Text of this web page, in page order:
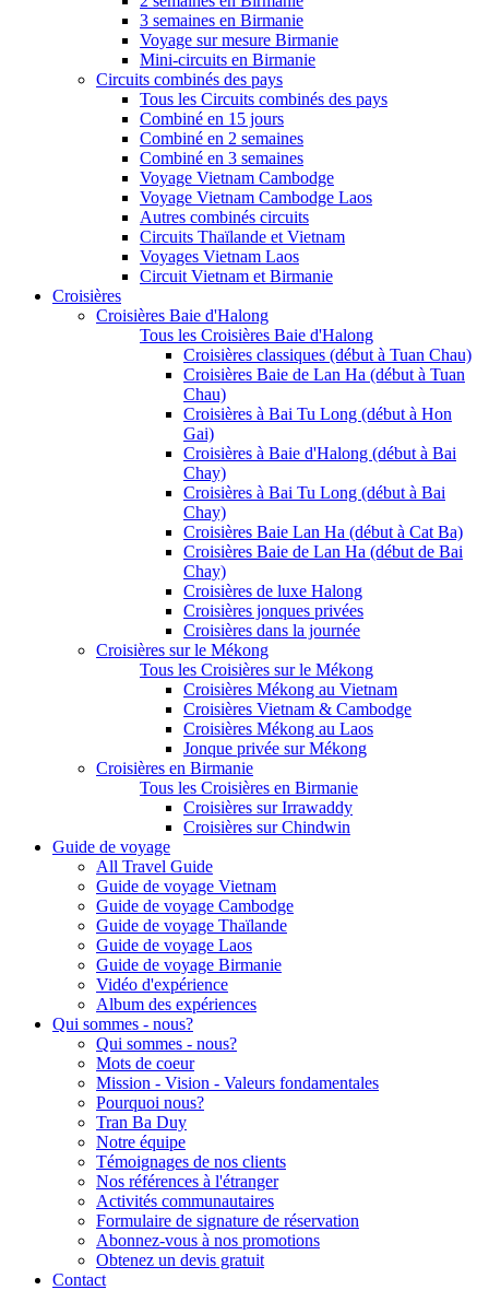
3 semaines en Birmanie
Voyage sur mesure Birmanie
Mini-circuits en Birmanie
Circuits combinés des pays
Tous les Circuits combinés des pays
Combiné en 15 jours
Combiné en 2 semaines
Combiné en 3 semaines
Voyage Vietnam Cambodge
Voyage Vietnam Cambodge Laos
Autres combinés circuits
Circuits Thaïlande et Vietnam
Voyages Vietnam Laos
Circuit Vietnam et Birmanie
Croisières
Croisières Baie d'Halong
Tous les Croisières Baie d'Halong
Croisières classiques (début à Tuan Chau)
Croisières Baie de Lan Ha (début à Tuan
Chau)
Croisières à Bai Tu Long (début à Hon
Gai)
Croisières à Baie d'Halong (début à Bai
Chay)
Croisières à Bai Tu Long (début à Bai
Chay)
Croisières Baie Lan Ha (début à Cat Ba)
Croisières Baie de Lan Ha (début de Bai
Chay)
Croisières de luxe Halong
Croisières jonques privées
Croisières dans la journée
Croisières sur le Mékong
Tous les Croisières sur le Mékong
Croisières Mékong au Vietnam
Croisières Vietnam & Cambodge
Croisières Mékong au Laos
Jonque privée sur Mékong
Croisières en Birmanie
Tous les Croisières en Birmanie
Croisières sur Irrawaddy
Croisières sur Chindwin
Guide de voyage
All Travel Guide
Guide de voyage Vietnam
Guide de voyage Cambodge
Guide de voyage Thaïlande
Guide de voyage Laos
Guide de voyage Birmanie
Vidéo d'expérience
Album des expériences
Qui sommes - nous?
Qui sommes - nous?
Mots de coeur
Mission - Vision - Valeurs fondamentales
Pourquoi nous?
Tran Ba Duy
Notre équipe
Témoignages de nos clients
Nos références à l'étranger
Activités communautaires
Formulaire de signature de réservation
Abonnez-vous à nos promotions
Obtenez un devis gratuit
Contact